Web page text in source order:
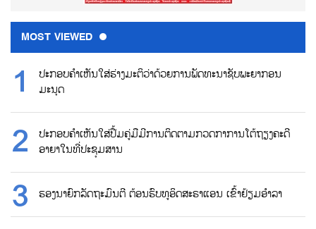
MOST VIEWED
ປະກອບຄຳເຫັນໃສ່ຮ່າງມະຕິວ່າດ້ວຍການພັດທະນາຊັບພະຍາກອນ
ມະນຸດ
ປະກອບຄຳເຫັນໃສ່ປື້ມຄູ່ມືມີການຕິດຕາມກວດກາການໂຕ້ຖຽງຄະດີ
ອາຍາໃນທີ່ປະຊຸມສານ
ຮອງນາຍົກລັດຖະມົນຕີ ຕ້ອນຮົບທູອິດສະຣາແອນ ເຂົ້າຢ້ຽມອຳລາ